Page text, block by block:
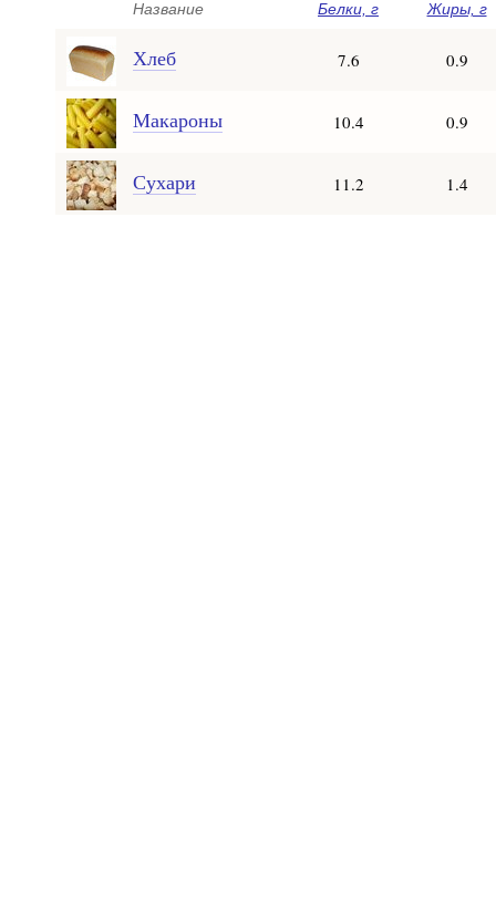
Название Белки, г Жиры, г
Хлеб 7.6 0.9
Макароны 10.4 0.9
Сухари 11.2 1.4